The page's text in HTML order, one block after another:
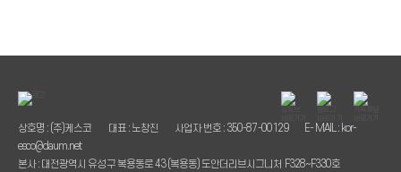
상호명 : (주)케스코 대표 : 노창진 사업자 번호 : 350-87-00129
E- MAIL : kor-
esco@daum.net
본사 : 대전광역시 유성구 복용동로 43 (복용동) 도안더리브시그니처 F328~F330호